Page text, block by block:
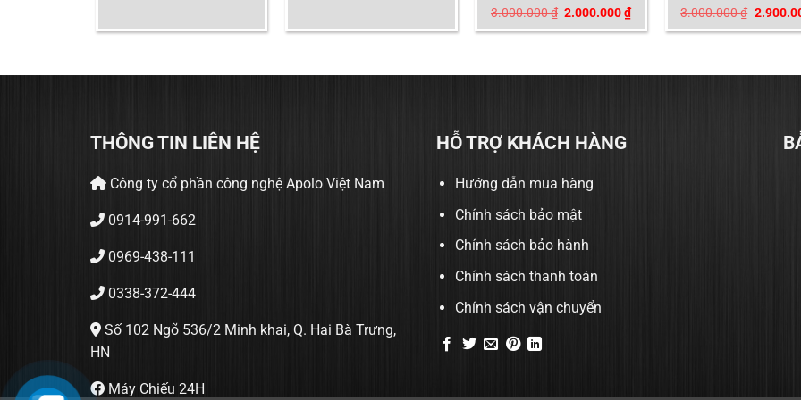
3.000.000₫ Giá
là:
2.000.000₫Giá
hiện
tại
3.000.000₫ Giá
là:
THÔNG TIN LIÊN HỆ
Công ty cổ phần công nghệ Apolo Việt Nam
0914-991-662
0969-438-111
0338-372-444
Số 102 Ngõ 536/2 Minh khai, Q. Hai Bà Trưng,
HN
Máy Chiếu 24H
HỖ TRỢ KHÁCH HÀNG
Hướng dẫn mua hàng
Chính sách bảo mật
Chính sách bảo hành
Chính sách thanh toán
Chính sách vận chuyển